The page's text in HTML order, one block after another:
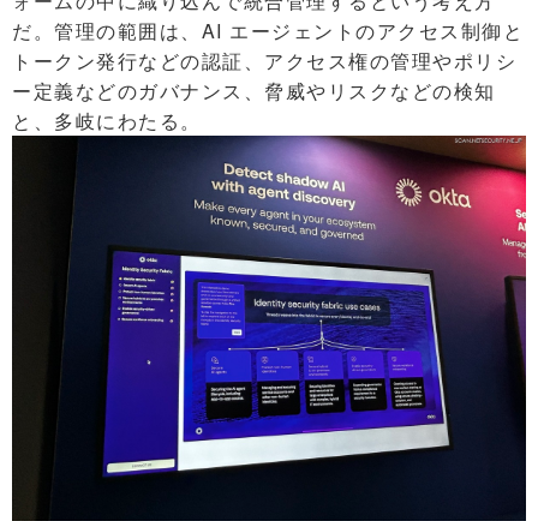
だ。管理の範囲は、AI エージェントのアクセス制御と
トークン発行などの認証、アクセス権の管理やポリシ
ー定義などのガバナンス、脅威やリスクなどの検知
と、多岐にわたる。